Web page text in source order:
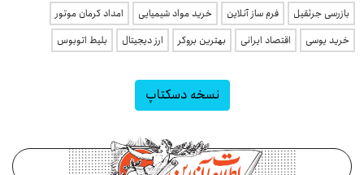
بازرسی جرثقیل فرم ساز آنلاین خرید مواد شیمیایی
امداد کرمان موتور
خرید یوسی
اقتصاد ایرانی بهترین بروکر ارز دیجیتال بلیط اتوبوس
نسخه دسکتاپ